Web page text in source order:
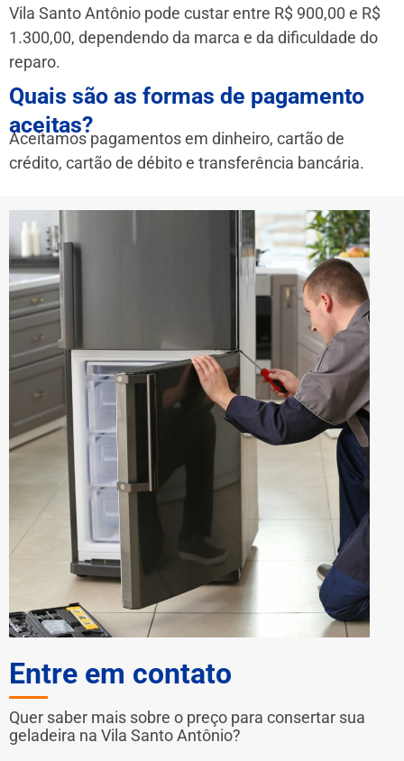
Vila Santo Antônio pode custar entre R$ 900,00 e R$
1.300,00, dependendo da marca e da dificuldade do
reparo.
Quais são as formas de pagamento
aceitas?
Aceitamos pagamentos em dinheiro, cartão de
crédito, cartão de débito e transferência bancária.
Entre em contato
Quer saber mais sobre o preço para consertar sua
geladeira na Vila Santo Antônio?